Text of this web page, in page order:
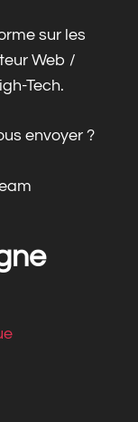
sur les
Web /
Tech.
envoyer ?